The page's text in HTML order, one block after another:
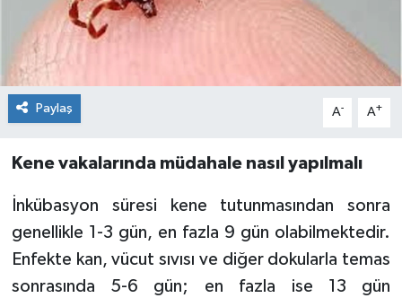
Paylaş A- A+
Kene vakalarında müdahale nasıl yapılmalı
İnkübasyon süresi kene tutunmasından sonra
genellikle 1-3 gün, en fazla 9 gün olabilmektedir.
Enfekte kan, vücut sıvısı ve diğer dokularla temas
sonrasında 5-6 gün; en fazla ise 13 gün